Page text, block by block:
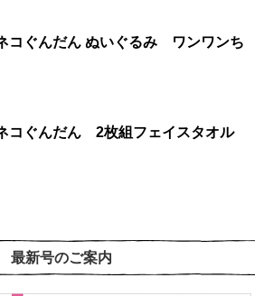
コぐんだん ぬいぐるみ ワンワンち
コぐんだん 2枚組フェイスタオル
最新号のご案内